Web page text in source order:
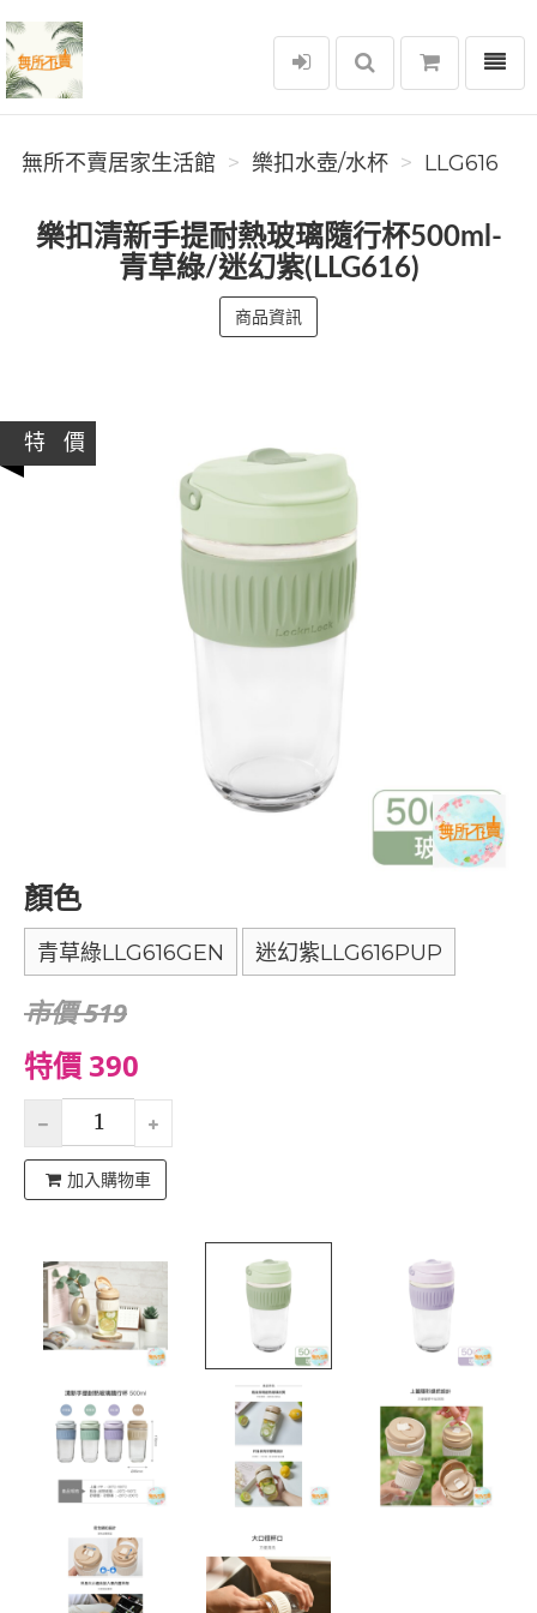
無所不賣居家生活館
選單
無所不賣居家生活館 樂扣水壺/水杯 LLG616
樂扣清新手提耐熱玻璃隨行杯500ml-
青草綠/迷幻紫(LLG616)
商品資訊
特 價
顏色
青草綠LLG616GEN 迷幻紫LLG616PUP
市價 519
特價 390
加入購物車